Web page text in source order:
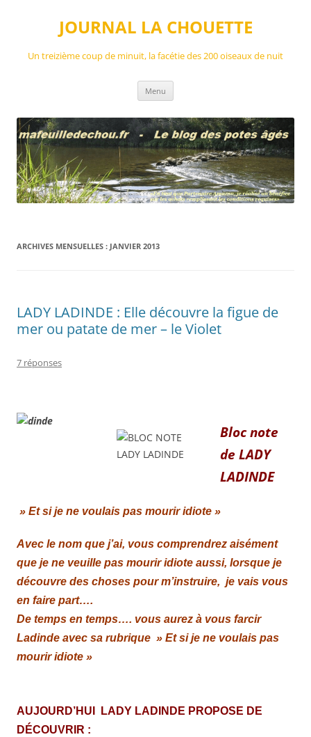
JOURNAL LA CHOUETTE
Un treizième coup de minuit, la facétie des 200 oiseaux de nuit
Menu
ARCHIVES MENSUELLES : JANVIER 2013
LADY LADINDE : Elle découvre la figue de
mer ou patate de mer – le Violet
7 réponses
Bloc note
de LADY
LADINDE
» Et si je ne voulais pas mourir idiote »
Avec le nom que j’ai, vous comprendrez aisément
que je ne veuille pas mourir idiote aussi, lorsque je
découvre des choses pour m’instruire, je vais vous
en faire part….
De temps en temps…. vous aurez à vous farcir
Ladinde avec sa rubrique » Et si je ne voulais pas
mourir idiote »
AUJOURD’HUI LADY LADINDE PROPOSE DE
DÉCOUVRIR :